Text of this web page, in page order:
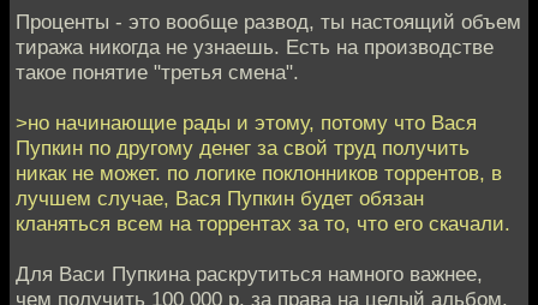
Проценты - это вообще развод, ты настоящий объем
тиража никогда не узнаешь. Есть на производстве
такое понятие "третья смена".
>но начинающие рады и этому, потому что Вася
Пупкин по другому денег за свой труд получить
никак не может. по логике поклонников торрентов, в
лучшем случае, Вася Пупкин будет обязан
кланяться всем на торрентах за то, что его скачали.
Для Васи Пупкина раскрутиться намного важнее,
чем получить 100 000 р. за права на целый альбом.